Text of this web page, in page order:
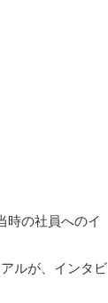
時の社員へのイ
ルが、インタビ